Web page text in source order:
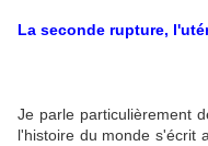
La seconde rupture,
Je parle particulièrement
l'histoire du monde s'écrit